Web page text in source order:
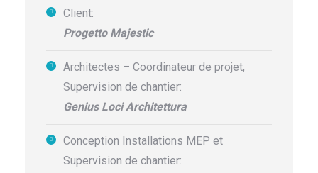
Client:
Progetto Majestic
Architectes – Coordinateur de projet,
Supervision de chantier:
Genius Loci Architettura
Conception Installations MEP et
Supervision de chantier: